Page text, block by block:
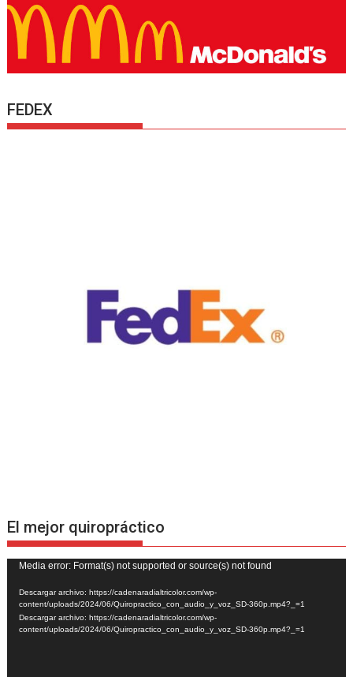
FEDEX
El mejor quiropráctico
Reproductor
de
vídeo
Media error: Format(s) not supported or source(s) not found
Descargar archivo: https://cadenaradialtricolor.com/wp-
content/uploads/2024/06/Quiropractico_con_audio_y_voz_SD-360p.mp4?_=1
Descargar archivo: https://cadenaradialtricolor.com/wp-
content/uploads/2024/06/Quiropractico_con_audio_y_voz_SD-360p.mp4?_=1